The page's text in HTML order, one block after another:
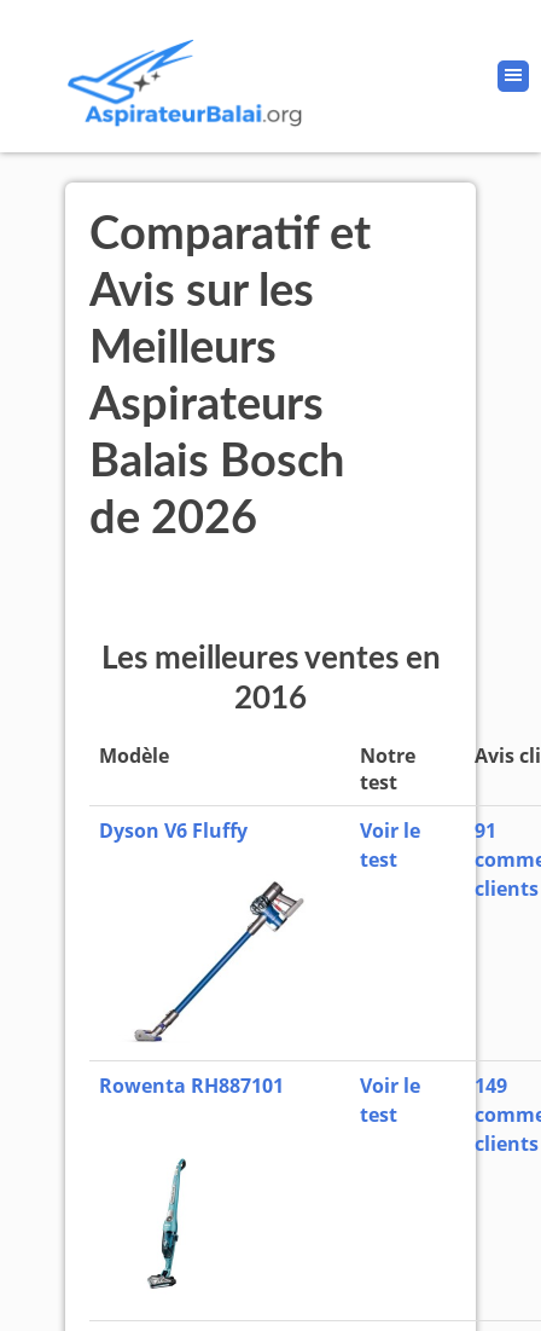
Comparatif et
Avis sur les
Meilleurs
Aspirateurs
Balais Bosch
de 2026
Les meilleures ventes en
2016
Modèle
Notre
test
Avis
Dyson V6 Fluffy
Voir le
test
91
clients
Rowenta RH887101
Voir le
test
149
clients